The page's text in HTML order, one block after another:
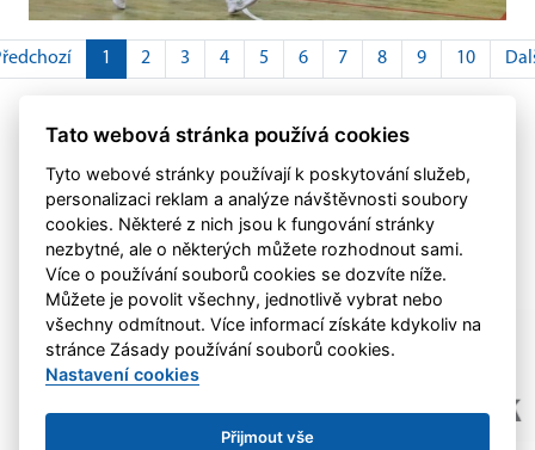
1 2 3 4 5 6 7 8 9 10
Tato webová stránka používá cookies
Tyto webové stránky používají k poskytování služeb,
personalizaci reklam a analýze návštěvnosti soubory
cookies. Některé z nich jsou k fungování stránky
nezbytné, ale o některých můžete rozhodnout sami.
Více o používání souborů cookies se dozvíte níže.
Můžete je povolit všechny, jednotlivě vybrat nebo
všechny odmítnout. Více informací získáte kdykoliv na
stránce Zásady používání souborů cookies.
Nastavení cookies
Přijmout vše